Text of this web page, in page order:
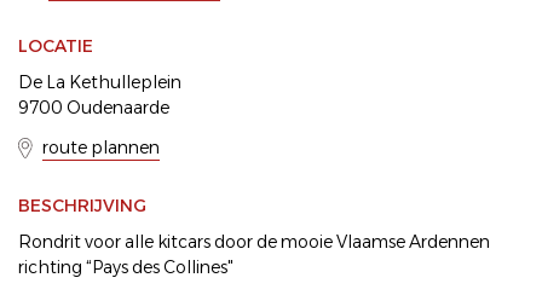
LOCATIE
De La Kethulleplein
9700 Oudenaarde
route plannen
BESCHRIJVING
Rondrit voor alle kitcars door de mooie Vlaamse Ardennen
richting “Pays des Collines"